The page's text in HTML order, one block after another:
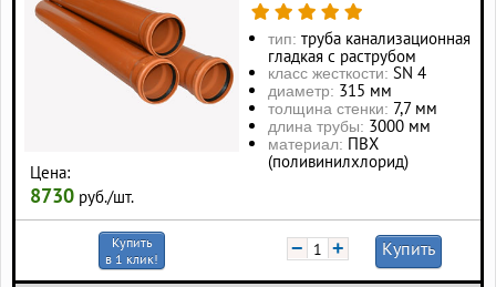
Цена:
8730 руб./шт.
тип: труба канализационная
гладкая с раструбом
класс жесткости: SN 4
диаметр: 315 мм
толщина стенки: 7,7 мм
длина трубы: 3000 мм
материал: ПВХ
(поливинилхлорид)
Купить
в 1 клик!
− + Купить